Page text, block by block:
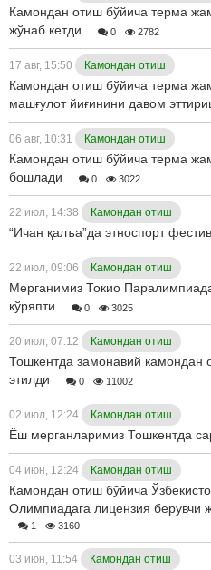
Камондан отиш бўйича терма
жўнаб кетди
0 2782
17 авг, 15:50 Камондан отиш
Камондан отиш бўйича терма
машғулот йиғинини давом
06 авг, 10:31 Камондан отиш
Камондан отиш бўйича терма
бошлади
0 3022
22 июл, 14:38 Камондан отиш
“Ичан қалъа”да этноспорт
22 июл, 09:06 Камондан отиш
Мерганимиз Токио
кўряпти
0 3025
20 июл, 07:12 Камондан отиш
Тошкентда замонавий камондан
этилди
0 11002
02 июл, 12:24 Камондан отиш
Ёш мерганларимиз Тошкентда
04 июн, 12:24 Камондан отиш
Камондан отиш бўйича
Олимпиадага лицензия берувчи
1 3160
03 июн, 11:54 Камондан отиш